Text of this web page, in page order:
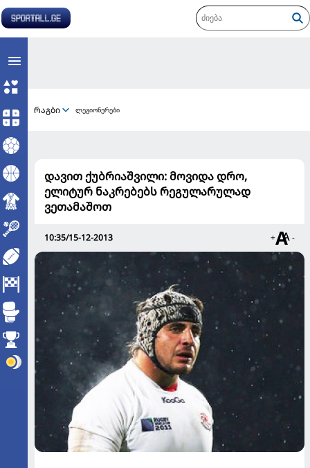
რაგბი ლეგიონერები
დავით ქუბრიაშვილი: მოვიდა დრო,
ელიტურ ნაკრებებს რეგულარულად
ვეთამაშოთ
10:35/15-12-2013 + -